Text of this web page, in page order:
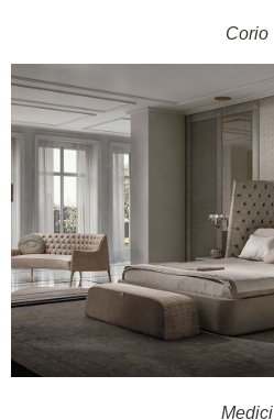
Corio
Medici